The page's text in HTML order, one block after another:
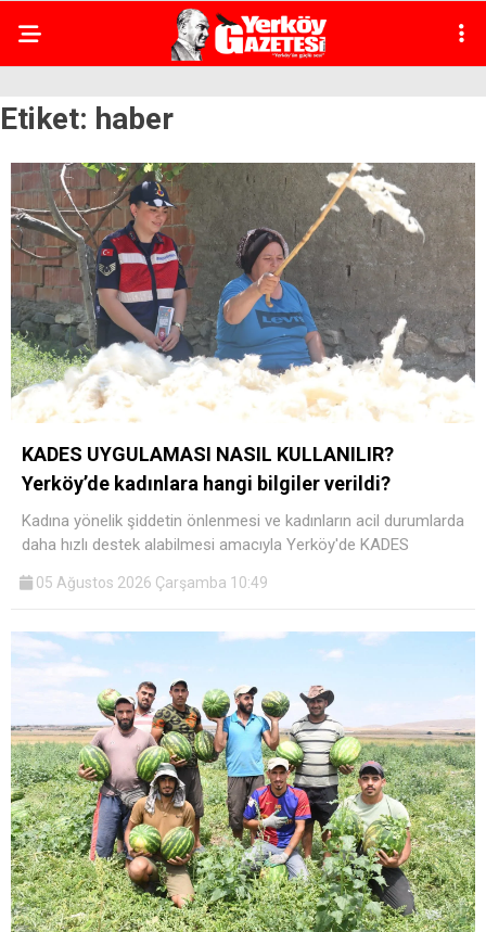
Etiket: haber
KADES UYGULAMASI NASIL KULLANILIR?
Yerköy’de kadınlara hangi bilgiler verildi?
Kadına yönelik şiddetin önlenmesi ve kadınların acil durumlarda
daha hızlı destek alabilmesi amacıyla Yerköy'de KADES
05 Ağustos 2026 Çarşamba 10:49